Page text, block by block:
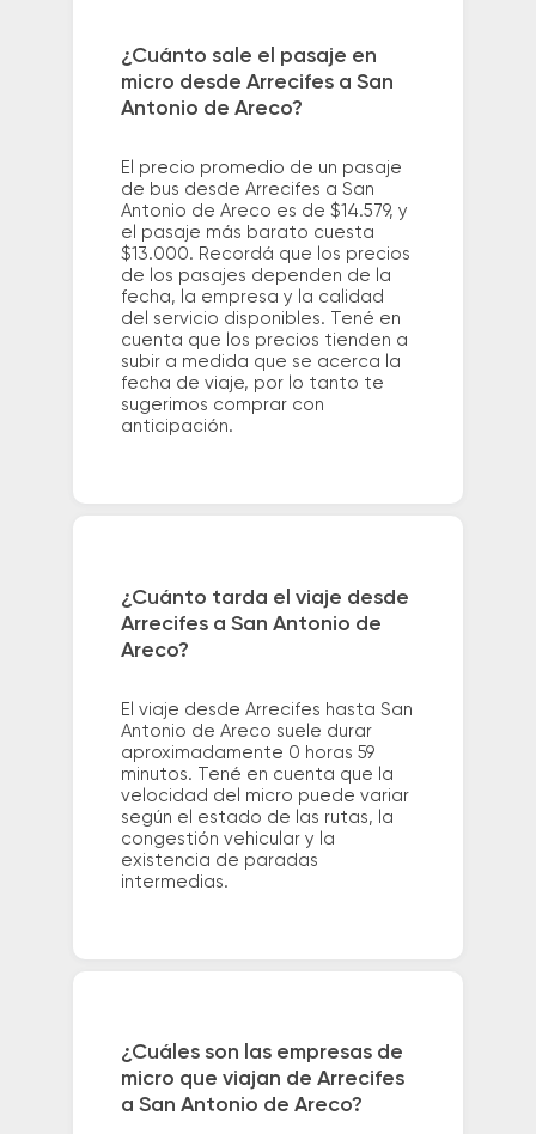
¿Cuánto sale el pasaje en
micro desde Arrecifes a San
Antonio de Areco?
El precio promedio de un pasaje
de bus desde Arrecifes a San
Antonio de Areco es de $14.579, y
el pasaje más barato cuesta
$13.000. Recordá que los precios
de los pasajes dependen de la
fecha, la empresa y la calidad
del servicio disponibles. Tené en
cuenta que los precios tienden a
subir a medida que se acerca la
fecha de viaje, por lo tanto te
sugerimos comprar con
anticipación.
¿Cuánto tarda el viaje desde
Arrecifes a San Antonio de
Areco?
El viaje desde Arrecifes hasta San
Antonio de Areco suele durar
aproximadamente 0 horas 59
minutos. Tené en cuenta que la
velocidad del micro puede variar
según el estado de las rutas, la
congestión vehicular y la
existencia de paradas
intermedias.
¿Cuáles son las empresas de
micro que viajan de Arrecifes
a San Antonio de Areco?